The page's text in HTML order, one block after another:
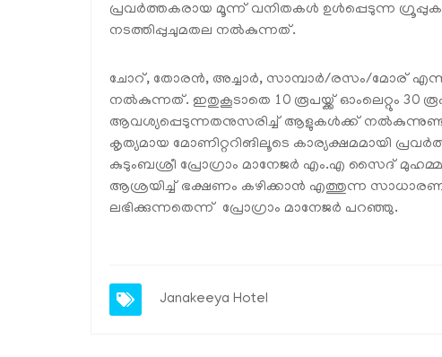
പ്രവര്‍ത്തകരായ മൂന്ന് വനിതകള്‍ ഉള്‍പ്പെടുന്ന
നടത്തിപ്പുചുമതല നല്‍കുന്നത്.
ചോറ്, തോരന്‍, അച്ചാര്‍, സാമ്പാര്‍/രസം/മോര്
നല്‍കുന്നത്. ഇതുകൂടാതെ 10 രൂപയ്ക്ക് ഓംലെറ്റും 30
ആവശ്യപ്പെടുന്നതനുസരിച്ച് ആളുകള്‍ക്ക് നല്‍കുന്നുണ്ട്.
കൃത്യമായ മോണിറ്ററിങിലൂടെ കാര്യക്ഷമമായി
കുടുംബശ്രീ പ്രോഗ്രാം മാനേജര്‍ എം.എ സൈദ്
ആശ്രയിച്ച് ഭക്ഷണം കഴിക്കാന്‍ എത്തുന്ന
ലഭിക്കുന്നതെന്ന് പ്രോഗ്രാം മാനേജര്‍ പറഞ്ഞു.
Janakeeya Hotel